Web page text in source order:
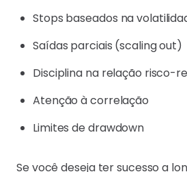
Stops baseados na
Saídas parciais (scaling out)
Disciplina na relação risco-
Atenção à correlação
Limites de drawdown
Se você deseja ter sucesso a